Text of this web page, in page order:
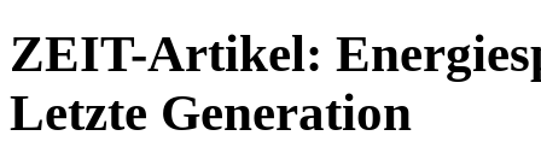
ZEIT-Artikel:
Letzte Generation